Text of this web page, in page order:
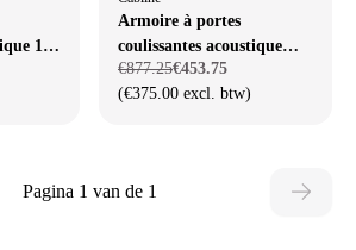
120
Armoire à portes
coulissantes acoustique
72,5 x 165 x 45 cm
€877.25€453.75
(€375.00 excl. btw)
Pagina 1 van de 1